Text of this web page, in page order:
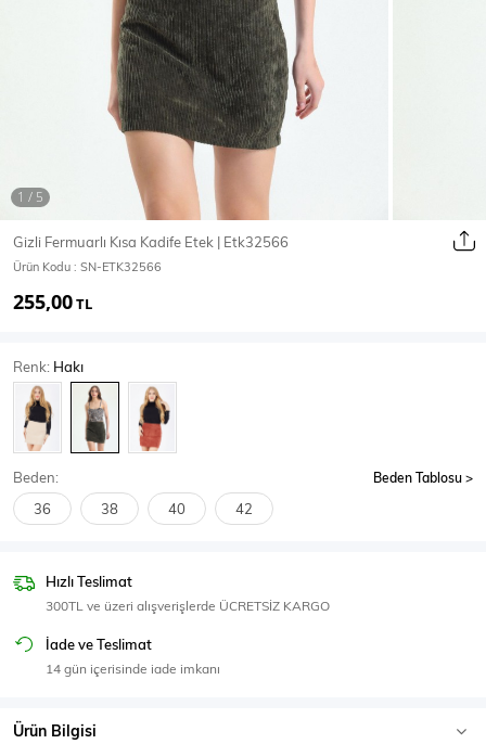
Mont & Kaban Yağmurluk
T-Shirt
Body
SPOR GİYİM
Eşofman Üstü
Gizli Fermuarlı Kısa Kadife Etek | Etk32566
Ürün Kodu : SN-ETK32566
255,00TL
Renk: Hakı
Beden: Beden Tablosu
36 38 40 42
Hızlı Teslimat
300TL ve üzeri alışverişlerde ÜCRETSİZ KARGO
İade ve Teslimat
14 gün içerisinde iade imkanı
Ürün Bilgisi